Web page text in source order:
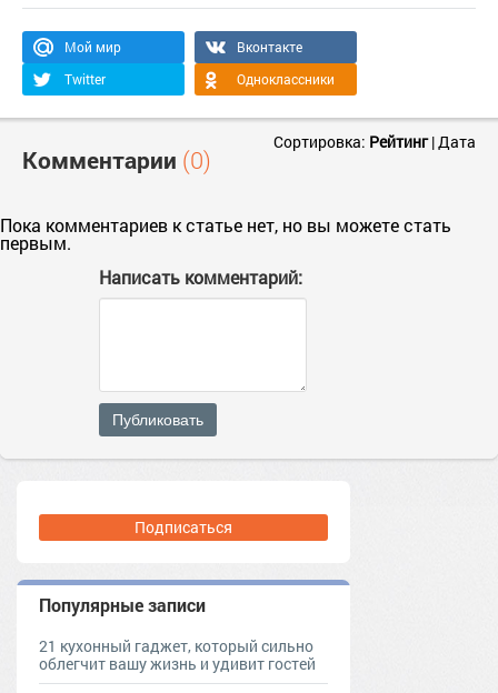
Мой мир
Вконтакте
Twitter
Одноклассники
Комментарии (0)
Сортировка: Рейтинг|Дата
Пока комментариев к статье нет, но вы можете стать
первым.
Написать комментарий:
Публиковать
Подписаться
Популярные записи
21 кухонный гаджет, который сильно
облегчит вашу жизнь и удивит гостей